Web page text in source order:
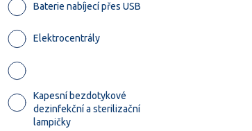
Baterie nabíjecí přes USB
Elektrocentrály
Kapesní bezdotykové
dezinfekční a sterilizační
lampičky